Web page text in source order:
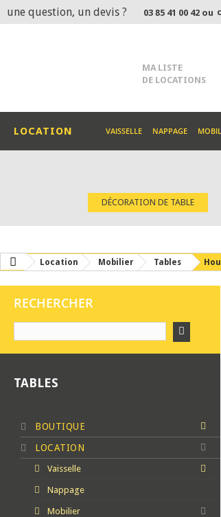
une question, un devis ? 03 85 41 00 42 ou
MA LISTE
DE LOCATIONS
LOCATION VAISSELLE NAPPAGE
DÉCORATION DE TABLE
Location Mobilier Tables
RECHERCHER
TABLES
BOUTIQUE
LOCATION
Vaisselle
Nappage
Mobilier